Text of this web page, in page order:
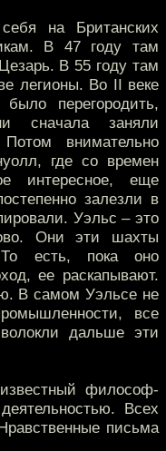
на Британских
В 47 году там
В 55 году там
легионы. Во II веке
перегородить,
сначала заняли
внимательно
где со времен
интересное, еще
залезли в
Уэльс – это
Они эти шахты
То есть, пока оно
ее раскапывают.
В самом Уэльсе не
все
дальше эти
философ-
Всех
письма